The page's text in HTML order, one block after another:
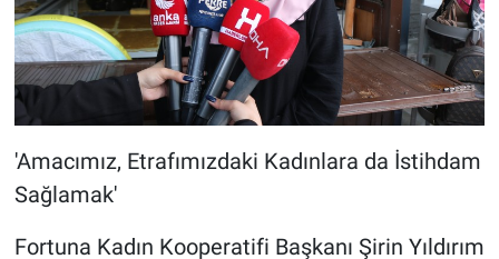
'Amacımız, Etrafımızdaki Kadınlara da İstihdam
Sağlamak'
Fortuna Kadın Kooperatifi Başkanı Şirin Yıldırım